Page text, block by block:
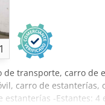
de transporte, carro de
carro de
-Estantes: